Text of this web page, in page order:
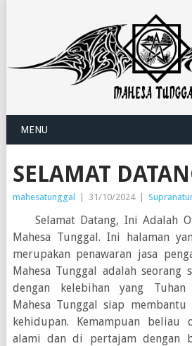
MENU
SELAMAT
mahesatunggal | 31/10/2024 |
Selamat Datang, Ini Adalah
Mahesa Tunggal. Ini halaman
merupakan penawaran jasa
Mahesa Tunggal adalah
dengan kelebihan yang Tuhan
Mahesa Tunggal siap
kehidupan. Kemampuan
alami dan di pertajam dengan